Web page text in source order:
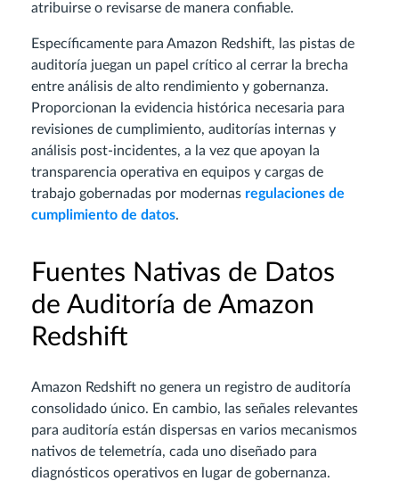
atribuirse o revisarse de manera confiable.
Específicamente para Amazon Redshift, las pistas de
auditoría juegan un papel crítico al cerrar la brecha
entre análisis de alto rendimiento y gobernanza.
Proporcionan la evidencia histórica necesaria para
revisiones de cumplimiento, auditorías internas y
análisis post-incidentes, a la vez que apoyan la
transparencia operativa en equipos y cargas de
trabajo gobernadas por modernas regulaciones de
cumplimiento de datos.
Fuentes Nativas de Datos
de Auditoría de Amazon
Redshift
Amazon Redshift no genera un registro de auditoría
consolidado único. En cambio, las señales relevantes
para auditoría están dispersas en varios mecanismos
nativos de telemetría, cada uno diseñado para
diagnósticos operativos en lugar de gobernanza.